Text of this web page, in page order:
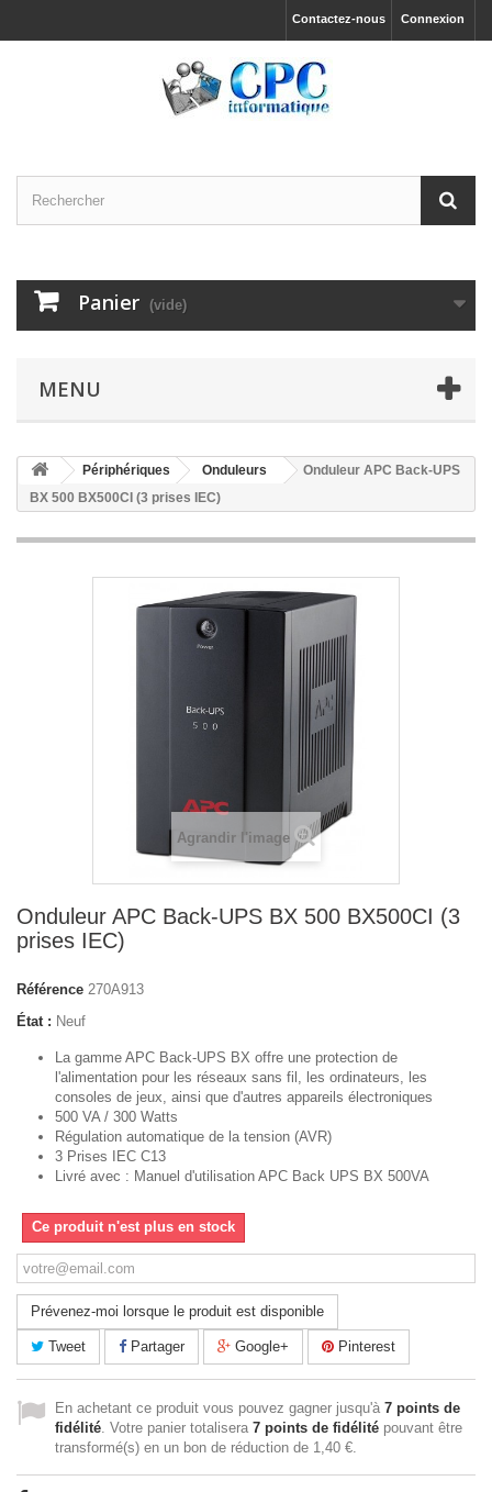
Connexion
Contactez-nous
Panier (vide)
MENU
Périphériques Onduleurs
Onduleur APC Back-UPS
BX 500 BX500CI (3 prises IEC)
Agrandir l'image
Onduleur APC Back-UPS BX 500 BX500CI (3
prises IEC)
Référence 270A913
État : Neuf
La gamme APC Back-UPS BX offre une protection de
l'alimentation pour les réseaux sans fil, les ordinateurs, les
consoles de jeux, ainsi que d'autres appareils électroniques
500 VA / 300 Watts
Régulation automatique de la tension (AVR)
3 Prises IEC C13
Livré avec : Manuel d'utilisation APC Back UPS BX 500VA
Ce produit n'est plus en stock
Prévenez-moi lorsque le produit est disponible
Tweet Partager Google+ Pinterest
En achetant ce produit vous pouvez gagner jusqu'à 7 points de
fidélité. Votre panier totalisera 7 points de fidélité pouvant être
transformé(s) en un bon de réduction de 1,40 €.